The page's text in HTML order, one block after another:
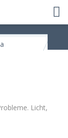
Licht,